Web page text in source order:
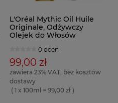
L'Oréal Mythic Oil Huile
Originale, Odżywczy
Olejek do Włosów
0 ocen
99,00 zł
zawiera 23% VAT, bez kosztów
dostawy
( 1 x 100ml = 99,00 zł )